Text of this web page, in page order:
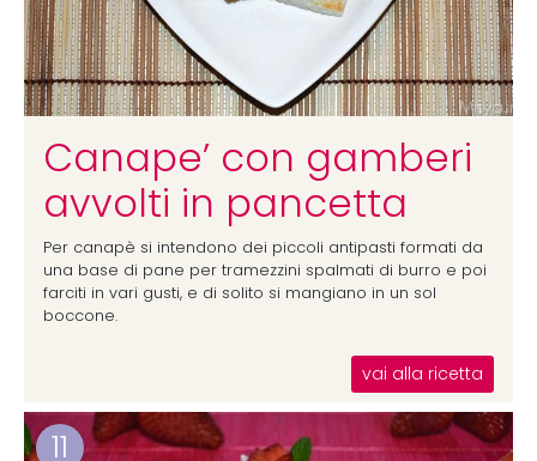
Canape’ con gamberi
avvolti in pancetta
Per canapè si intendono dei piccoli antipasti formati da
una base di pane per tramezzini spalmati di burro e poi
farciti in vari gusti, e di solito si mangiano in un sol
boccone.
vai alla ricetta
11